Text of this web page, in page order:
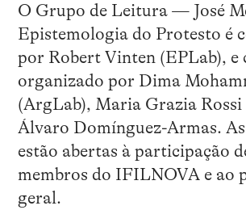
O Grupo de Leitura — José
Epistemologia do Protesto é
por Robert Vinten (EPLab), e
organizado por Dima
(ArgLab), Maria Grazia Rossi
Álvaro Domínguez-Armas. As
estão abertas à participação
membros do IFILNOVA e ao
geral.